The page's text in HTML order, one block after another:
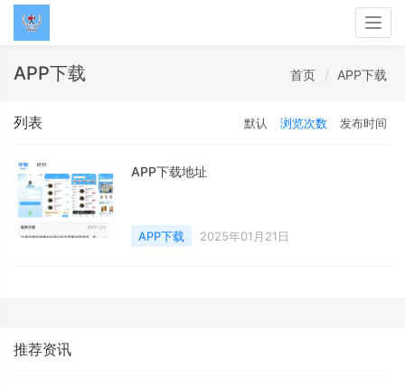
APP下载 首页 APP下载
列表 默认 浏览次数 发布时间
APP下载地址
APP下载 2025年01月21日
推荐资讯